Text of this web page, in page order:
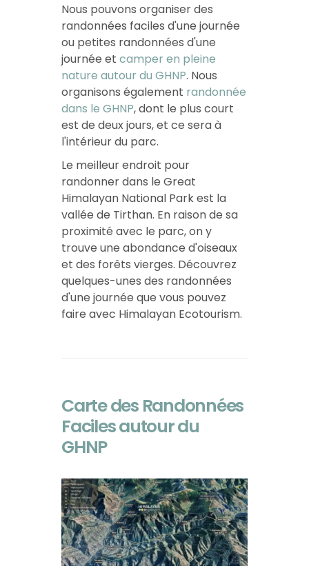
Nous pouvons organiser des
randonnées faciles d'une journée
ou petites randonnées d'une
journée et camper en pleine
nature autour du GHNP. Nous
organisons également randonnée
dans le GHNP, dont le plus court
est de deux jours, et ce sera à
l'intérieur du parc.
Le meilleur endroit pour
randonner dans le Great
Himalayan National Parkest la
vallée de Tirthan. En raison de sa
proximité avec le parc, on y
trouve une abondance d'oiseaux
et des forêts vierges. Découvrez
quelques-unes des randonnées
d'une journée que vous pouvez
faire avec Himalayan Ecotourism.
Carte des Randonnées
Faciles autour du
GHNP